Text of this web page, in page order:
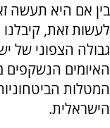
בין אם היא תעשה
לעשות זאת,
גבולה הצפוני של
האיומים הנשקפים
המטלות
הישראלית.